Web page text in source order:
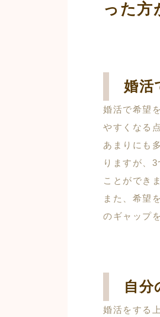
った方
婚活
婚活で希望
やすくなる
あまりにも
りますが、
ことができ
また、希望
のギャップ
自分
婚活をする